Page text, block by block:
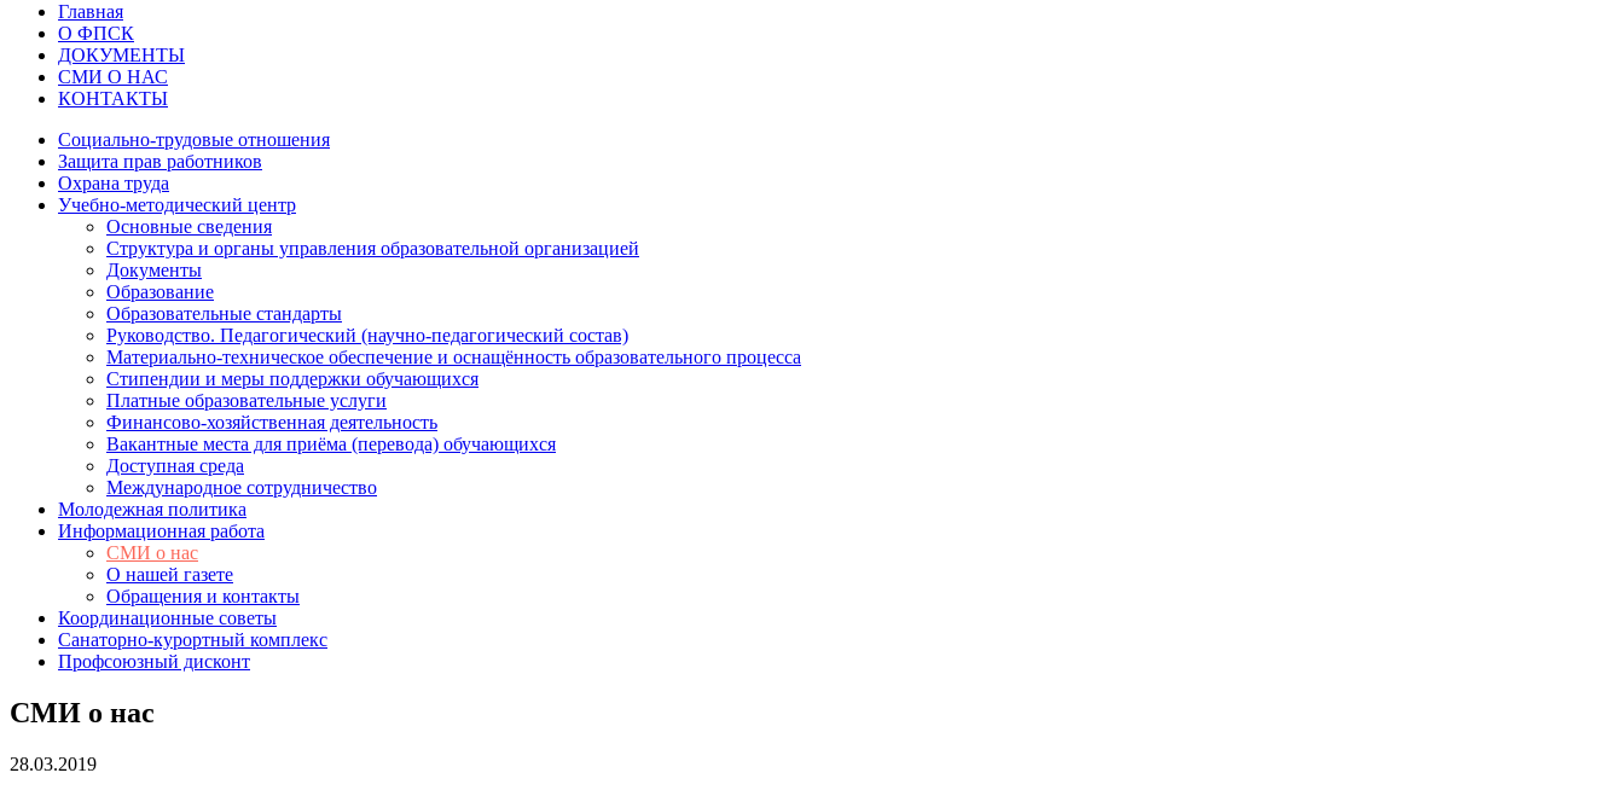
Главная
О ФПСК
ДОКУМЕНТЫ
СМИ О НАС
КОНТАКТЫ
Социально-трудовые отношения
Защита прав работников
Охрана труда
Учебно-методический центр
Основные сведения
Структура и органы управления образовательной организацией
Документы
Образование
Образовательные стандарты
Руководство. Педагогический (научно-педагогический состав)
Материально-техническое обеспечение и оснащённость образовательного процесса
Стипендии и меры поддержки обучающихся
Платные образовательные услуги
Финансово-хозяйственная деятельность
Вакантные места для приёма (перевода) обучающихся
Доступная среда
Международное сотрудничество
Молодежная политика
Информационная работа
СМИ о нас
О нашей газете
Обращения и контакты
Координационные советы
Санаторно-курортный комплекс
Профсоюзный дисконт
СМИ о нас
28.03.2019